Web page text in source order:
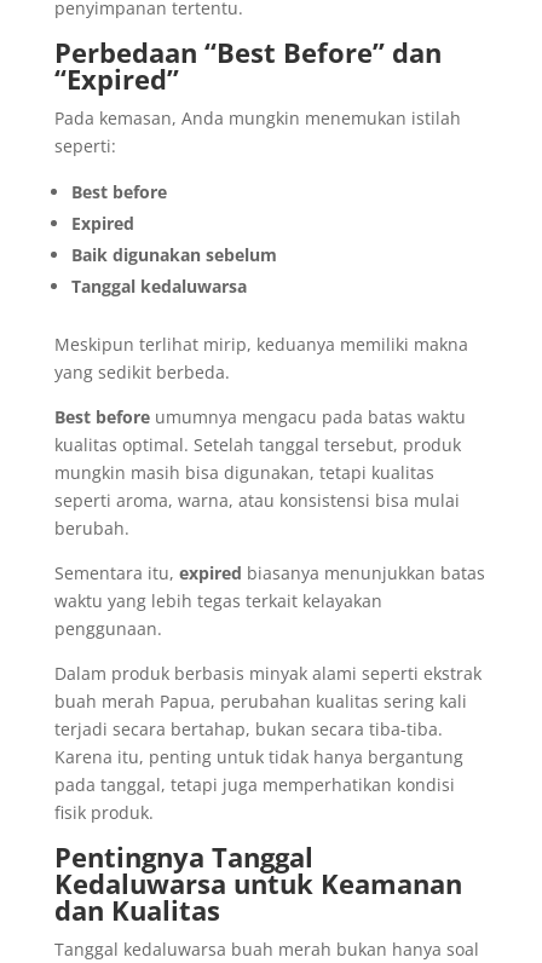
penyimpanan tertentu.
Perbedaan “Best Before” dan
“Expired”
Pada kemasan, Anda mungkin menemukan istilah
seperti:
Best before
Expired
Baik digunakan sebelum
Tanggal kedaluwarsa
Meskipun terlihat mirip, keduanya memiliki makna
yang sedikit berbeda.
Best beforeumumnya mengacu pada batas waktu
kualitas optimal. Setelah tanggal tersebut, produk
mungkin masih bisa digunakan, tetapi kualitas
seperti aroma, warna, atau konsistensi bisa mulai
berubah.
Sementara itu, expired biasanya menunjukkan batas
waktu yang lebih tegas terkait kelayakan
penggunaan.
Dalam produk berbasis minyak alami seperti ekstrak
buah merah Papua, perubahan kualitas sering kali
terjadi secara bertahap, bukan secara tiba-tiba.
Karena itu, penting untuk tidak hanya bergantung
pada tanggal, tetapi juga memperhatikan kondisi
fisik produk.
Pentingnya Tanggal
Kedaluwarsa untuk Keamanan
dan Kualitas
Tanggal kedaluwarsa buah merah bukan hanya soal